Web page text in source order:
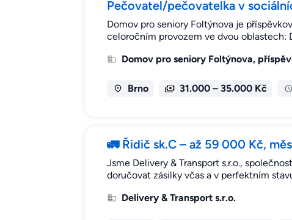
Pečovatel/pečovatelka v
Domov pro seniory Foltýnova je
celoročním provozem ve dvou oblastech:
Domov pro seniory Foltýnova,
Brno 31.000 – 35.000 Kč
🚛 Řidič sk.C – až 59 000 Kč,
Jsme Delivery & Transport s.r.o.,
doručovat zásilky včas a v perfektním
Delivery & Transport s.r.o.